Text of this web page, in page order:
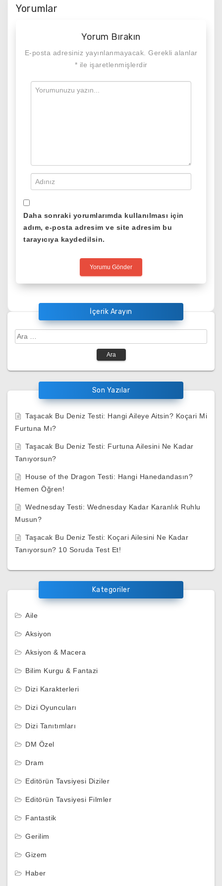
Yorumlar
Yorum Bırakın
E-posta adresiniz yayınlanmayacak. Gerekli alanlar
* ile işaretlenmişlerdir
Daha sonraki yorumlarımda kullanılması için
adım, e-posta adresim ve site adresim bu
tarayıcıya kaydedilsin.
İçerik Arayın
Arama:
Son Yazılar
Taşacak Bu Deniz Testi: Hangi Aileye Aitsin? Koçari Mi
Furtuna Mı?
Taşacak Bu Deniz Testi: Furtuna Ailesini Ne Kadar
Tanıyorsun?
House of the Dragon Testi: Hangi Hanedandasın?
Hemen Öğren!
Wednesday Testi: Wednesday Kadar Karanlık Ruhlu
Musun?
Taşacak Bu Deniz Testi: Koçari Ailesini Ne Kadar
Tanıyorsun? 10 Soruda Test Et!
Kategoriler
Aile
Aksiyon
Aksiyon & Macera
Bilim Kurgu & Fantazi
Dizi Karakterleri
Dizi Oyuncuları
Dizi Tanıtımları
DM Özel
Dram
Editörün Tavsiyesi Diziler
Editörün Tavsiyesi Filmler
Fantastik
Gerilim
Gizem
Haber